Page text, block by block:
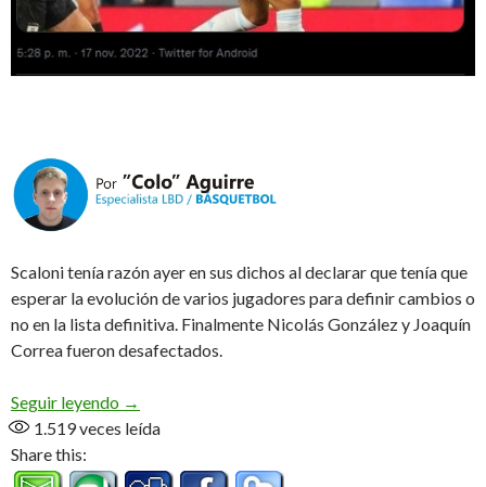
Scaloni tenía razón ayer en sus dichos al declarar que tenía que
esperar la evolución de varios jugadores para definir cambios o
no en la lista definitiva. Finalmente Nicolás González y Joaquín
Correa fueron desafectados.
Seguir leyendo Afuera «Nico» González y Joaquín Correa,
→
1.519veces leída
Share this: